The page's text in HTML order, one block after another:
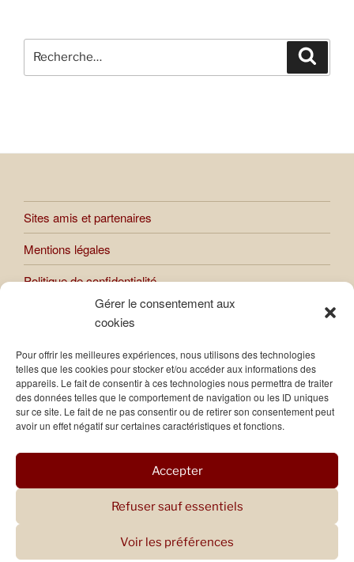
Gérer le consentement aux
cookies
Pour offrir les meilleures expériences, nous utilisons des technologies
telles que les cookies pour stocker et/ou accéder aux informations des
appareils. Le fait de consentir à ces technologies nous permettra de traiter
des données telles que le comportement de navigation ou les ID uniques
sur ce site. Le fait de ne pas consentir ou de retirer son consentement peut
avoir un effet négatif sur certaines caractéristiques et fonctions.
Accepter
Refuser sauf essentiels
Voir les préférences
Recherche
pour
Sites amis et partenaires
Mentions légales
Politique de confidentialité
droit d’auteur. Toute reproduction ou usage des images et
photos publiées sur le site sont interdites, sauf autorisation
expresse de Raphaèle Bernard-Bacot.